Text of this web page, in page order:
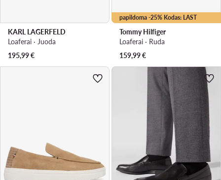
KARL LAGERFELD
Loaferai · Juoda
195,99€
papildoma -25% Kodas: LAST
Tommy Hilfiger
Loaferai · Ruda
159,99€